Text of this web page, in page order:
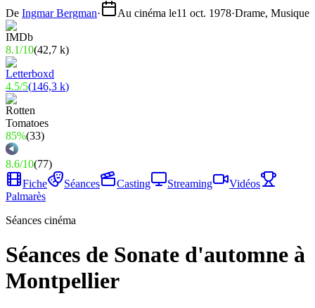
De Ingmar Bergman· Au cinéma le11 oct. 1978·Drame, Musique
8.1/10(42,7 k)
4.5/5(146,3 k)
85%(33)
8.6/10(77)
Fiche
Séances Casting Streaming
Vidéos
Palmarès
Séances cinéma
Séances de Sonate d'automne à
Montpellier